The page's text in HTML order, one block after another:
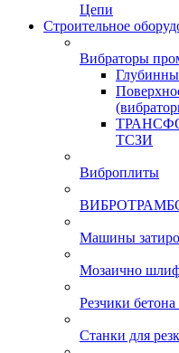
Цепи
Строительное
Вибраторы
ТСЗИ
Виброплиты
Машины
Мозаично
Резчики бетона
Станки для